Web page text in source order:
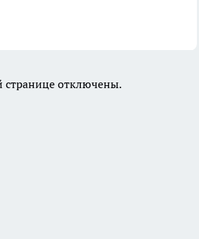
странице отключены.